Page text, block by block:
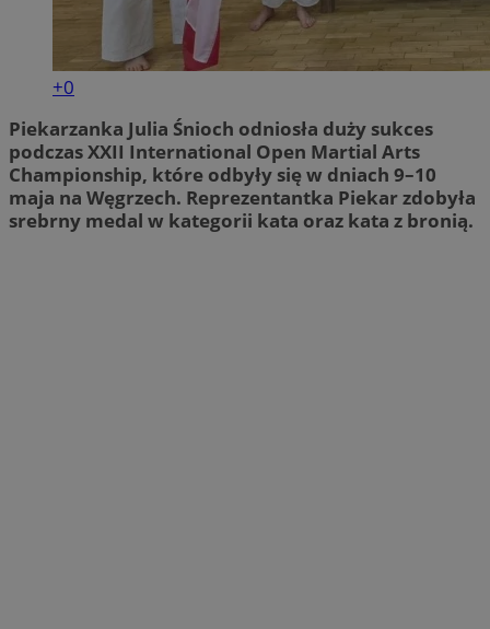
+0
Piekarzanka Julia Śnioch odniosła duży sukces
podczas XXII International Open Martial Arts
Championship, które odbyły się w dniach 9–10
maja na Węgrzech. Reprezentantka Piekar zdobyła
srebrny medal w kategorii kata oraz kata z bronią.